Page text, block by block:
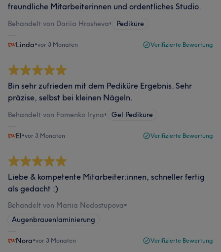
freundliche Mitarbeiterinnen und ordentliches Studio.
Behandelt von Dariia Hrosheva• Pediküre
Linda•vor 3 Monaten Verifizierte Bewertung
Bin sehr zufrieden mit dem Pediküre Ergebnis. Sehr
präzise, selbst bei kleinen Nägeln.
Behandelt von Fomenko Iryna• Gel Pediküre
El•vor 3 Monaten Verifizierte Bewertung
Liebe & kompetente Mitarbeiter:innen, schneller fertig
als gedacht :)
Behandelt von Mariia Nedostupova•
Augenbrauenlaminierung
Nora•vor 3 Monaten Verifizierte Bewertung